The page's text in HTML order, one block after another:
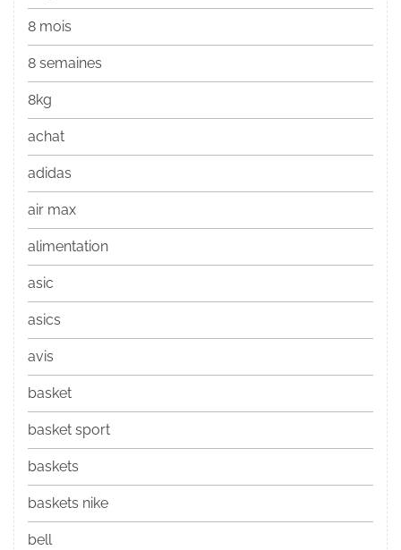
8 mois
8 semaines
8kg
achat
adidas
air max
alimentation
asic
asics
avis
basket
basket sport
baskets
baskets nike
bell